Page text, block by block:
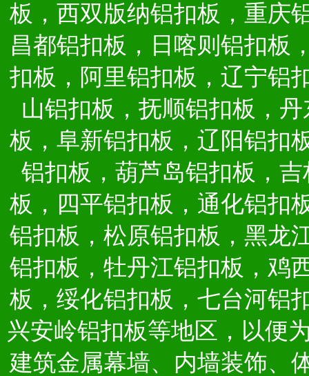
板，西双版纳铝扣板，重庆
昌都铝扣板，日喀则铝扣板
扣板，阿里铝扣板，辽宁铝
山铝扣板，抚顺铝扣板，
板，阜新铝扣板，辽阳铝扣
铝扣板，葫芦岛铝扣板，
板，四平铝扣板，通化铝扣
铝扣板，松原铝扣板，黑龙
铝扣板，牡丹江铝扣板，鸡
板，绥化铝扣板，七台河铝
兴安岭铝扣板等地区，以便
建筑金属幕墙、内墙装饰、